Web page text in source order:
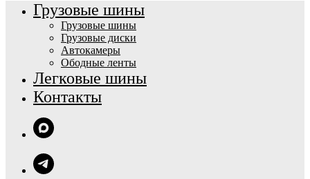
Грузовые шины
Грузовые шины
Грузовые диски
Автокамеры
Ободные ленты
Легковые шины
Контакты